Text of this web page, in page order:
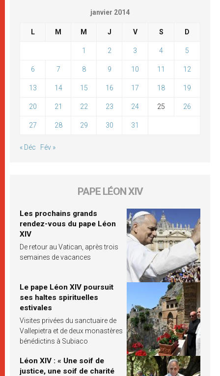
janvier 2014
L M M J V S D
1 2 3 4 5
6 7 8 9 10 11 12
13 14 15 16 17 18 19
20 21 22 23 24 25 26
27 28 29 30 31
« Déc Fév »
PAPE LÉON XIV
Les prochains grands
rendez-vous du pape Léon
XIV
De retour au Vatican, après trois
semaines de vacances
Le pape Léon XIV poursuit
ses haltes spirituelles
estivales
Visites privées du sanctuaire de
Vallepietra et de deux monastères
bénédictins à Subiaco
Léon XIV : « Une soif de
justice, une soif de charité